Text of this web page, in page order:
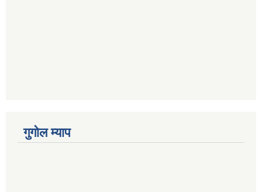
गुगोल म्याप